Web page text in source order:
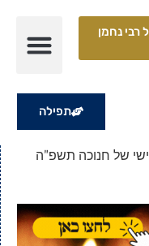
רבי נחמן
תפילה
של חנוכה תשפ"ה